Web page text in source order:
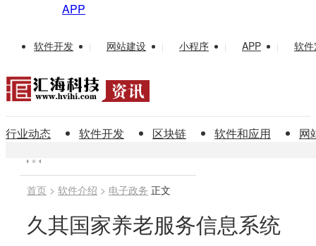
APP
软件开发 | 网站建设 | 小程序 | APP | 软
行业动态 软件开发 区块链 软件和应用 网
首页 > 软件介绍 > 电子政务 正文
久其国家养老服务信息系统